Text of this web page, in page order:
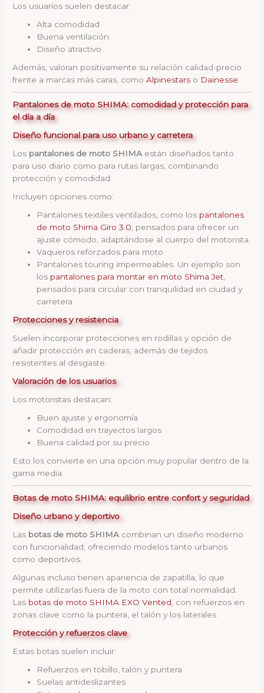
Los usuarios suelen destacar:
Alta comodidad
Buena ventilación
Diseño atractivo
Además, valoran positivamente su relación calidad-precio
frente a marcas más caras, comoAlpinestars o Dainesse
Pantalones de moto SHIMA: comodidad y protección para
el día a día
Diseño funcional para uso urbano y carretera
Los pantalones de moto SHIMA están diseñados tanto
para uso diario como para rutas largas, combinando
protección y comodidad.
Incluyen opciones como:
Pantalones textiles ventilados, como los pantalones
de moto Shima Giro 3.0 , pensados para ofrecer un
ajuste cómodo, adaptándose al cuerpo del motorista
Vaqueros reforzados para moto
Pantalones touring impermeables. Un ejemplo son
los pantalones para montar en moto Shima Jet
pensados para circular con tranquilidad en ciudad y
carretera.
Protecciones y resistencia
Suelen incorporar protecciones en rodillas y opción de
añadir protección en caderas, además de tejidos
resistentes al desgaste.
Valoración de los usuarios
Los motoristas destacan:
Buen ajuste y ergonomía
Comodidad en trayectos largos
Buena calidad por su precio
Esto los convierte en una opción muy popular dentro de la
gama media.
Botas de moto SHIMA: equilibrio entre confort y seguridad
Diseño urbano y deportivo
Las botas de moto SHIMA combinan un diseño moderno
con funcionalidad, ofreciendo modelos tanto urbanos
como deportivos.
Algunas incluso tienen apariencia de zapatilla, lo que
permite utilizarlas fuera de la moto con total normalidad.
Las botas de moto SHIMA EXO Vented , con refuerzos en
zonas clave como la puntera, el talón y los laterales
Protección y refuerzos clave
Estas botas suelen incluir:
Refuerzos en tobillo, talón y puntera
Suelas antideslizantes